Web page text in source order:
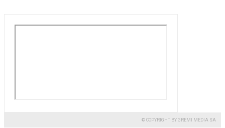
© COPYRIGHT BY GREMI MEDIA SA